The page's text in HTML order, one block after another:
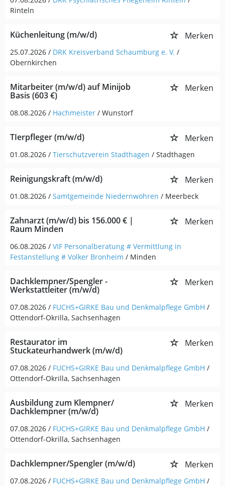
Rinteln
Küchenleitung (m/w/d) Merken
25.07.2026 / DRK Kreisverband Schaumburg e. V. /
Obernkirchen
Mitarbeiter (m/w/d) auf Minijob
Basis (603 €)
Merken
08.08.2026 / Hachmeister / Wunstorf
TIerpfleger (m/w/d) Merken
01.08.2026 / Tierschutzverein Stadthagen / Stadthagen
Reinigungskraft (m/w/d) Merken
01.08.2026 / Samtgemeinde Niedernwöhren / Meerbeck
Zahnarzt (m/w/d) bis 156.000 € |
Raum Minden
Merken
06.08.2026 / VIF Personalberatung # Vermittlung in
Festanstellung # Volker Bronheim / Minden
Dachklempner/Spengler -
Werkstattleiter (m/w/d)
Merken
07.08.2026 / FUCHS+GIRKE Bau und Denkmalpflege GmbH /
Ottendorf-Okrilla, Sachsenhagen
Restaurator im
Stuckateurhandwerk (m/w/d)
Merken
07.08.2026 / FUCHS+GIRKE Bau und Denkmalpflege GmbH /
Ottendorf-Okrilla, Sachsenhagen
Ausbildung zum Klempner/
Dachklempner (m/w/d)
Merken
07.08.2026 / FUCHS+GIRKE Bau und Denkmalpflege GmbH /
Ottendorf-Okrilla, Sachsenhagen
Dachklempner/Spengler (m/w/d) Merken
07.08.2026 / FUCHS+GIRKE Bau und Denkmalpflege GmbH /